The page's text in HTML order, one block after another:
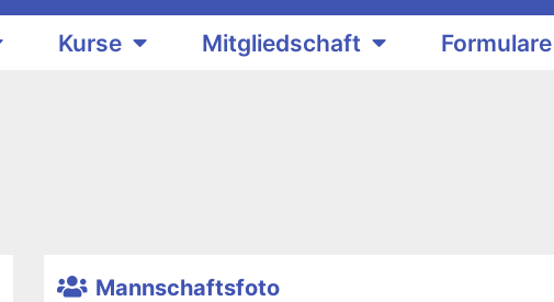
Kurse Mitgliedschaft Formulare
Mannschaftsfoto